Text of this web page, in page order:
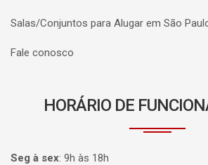
Salas/Conjuntos para Alugar em São
Fale conosco
HORÁRIO DE
Seg à sex: 9h às 18h